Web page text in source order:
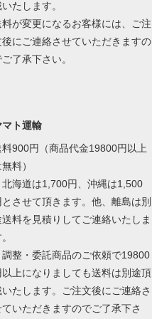
たします。
料が変更になるお客様には、ご注
後にご連絡させていただきますの
了承下さい。
マト運輸
料900円（商品代金19800円以上
料）
北海道は1,700円、沖縄は1,500
とさせて頂きます。他、離島は別
送料を見積りしてご連絡いたしま
調整・委託商品のご依頼で19800
以上になりましても送料は別途頂
いたします。ご注文後にご連絡さ
ていただきますのでご了承下さ